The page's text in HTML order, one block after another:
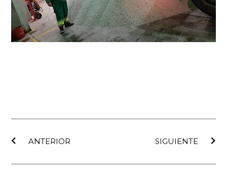
ANTERIOR
SIGUIENTE